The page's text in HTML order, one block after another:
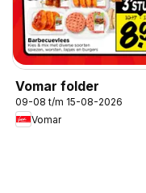
Vomar folder
09-08 t/m 15-08-2026
Vomar